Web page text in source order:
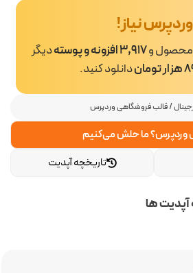
/قالب فروشگاهی وردپرس
ما حلش می‌کنیم
تاریخچه آپدیت
ها
نیاز!
محصول و3,917 افزونه و پوسته
دیگر
دانلود کنید.